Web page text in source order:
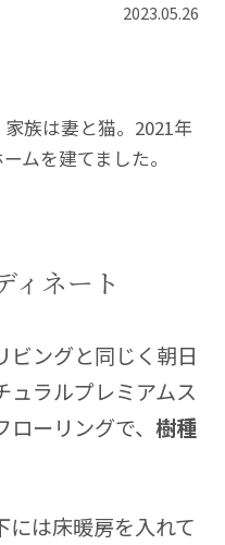
2023.05.26
族は妻と猫。2021年
ムを建てました。
スタイルに関するブ
kikorist.com
ィネート
ビングと同じく朝日
ュラルプレミアムス
ーリングで、 樹種
には床暖房を入れて